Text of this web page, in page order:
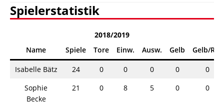
Spielerstatistik
2018/2019
Name
Spiele Tore Einw. Ausw. Gelb Gelb/Rot
Isabelle Bätz 24 0 0 0 0
0
Sophie
Becke
21 0 8 5 0 0